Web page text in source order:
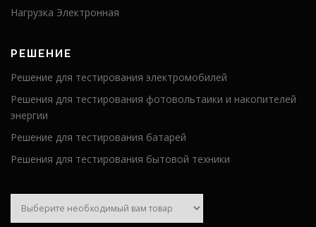
Нагрузка Электронная
РЕШЕНИЕ
Решение для тестирования электромобилей
Решения для тестирования фотовольтаики и накопителей
энергии
Решение для тестирования батарей
Решения для тестирования бытовой техники